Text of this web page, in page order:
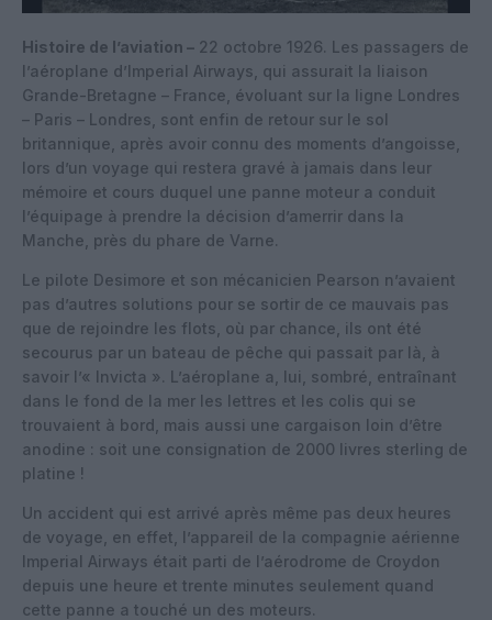
Histoire de l’aviation – 22 octobre 1926. Les passagers de
l’aéroplane d’Imperial Airways, qui assurait la liaison
Grande-Bretagne – France, évoluant sur la ligne Londres
– Paris – Londres, sont enfin de retour sur le sol
britannique, après avoir connu des moments d’angoisse,
lors d’un voyage qui restera gravé à jamais dans leur
mémoire et cours duquel une panne moteur a conduit
l’équipage à prendre la décision d’amerrir dans la
Manche, près du phare de Varne.
Le pilote Desimore et son mécanicien Pearson n’avaient
pas d’autres solutions pour se sortir de ce mauvais pas
que de rejoindre les flots, où par chance, ils ont été
secourus par un bateau de pêche qui passait par là, à
savoir l’« Invicta ». L’aéroplane a, lui, sombré, entraînant
dans le fond de la mer les lettres et les colis qui se
trouvaient à bord, mais aussi une cargaison loin d’être
anodine : soit une consignation de 2000 livres sterling de
platine !
Un accident qui est arrivé après même pas deux heures
de voyage, en effet, l’appareil de la compagnie aérienne
Imperial Airways était parti de l’aérodrome de Croydon
depuis une heure et trente minutes seulement quand
cette panne a touché un des moteurs.